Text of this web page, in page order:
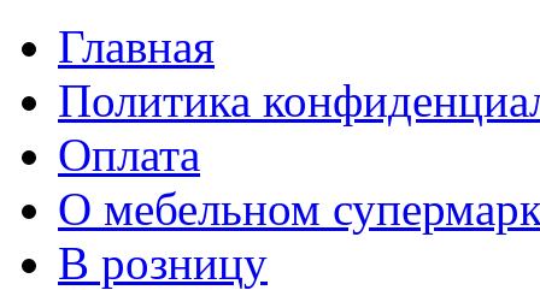
Главная
Политика
Оплата
О мебельном
В розницу